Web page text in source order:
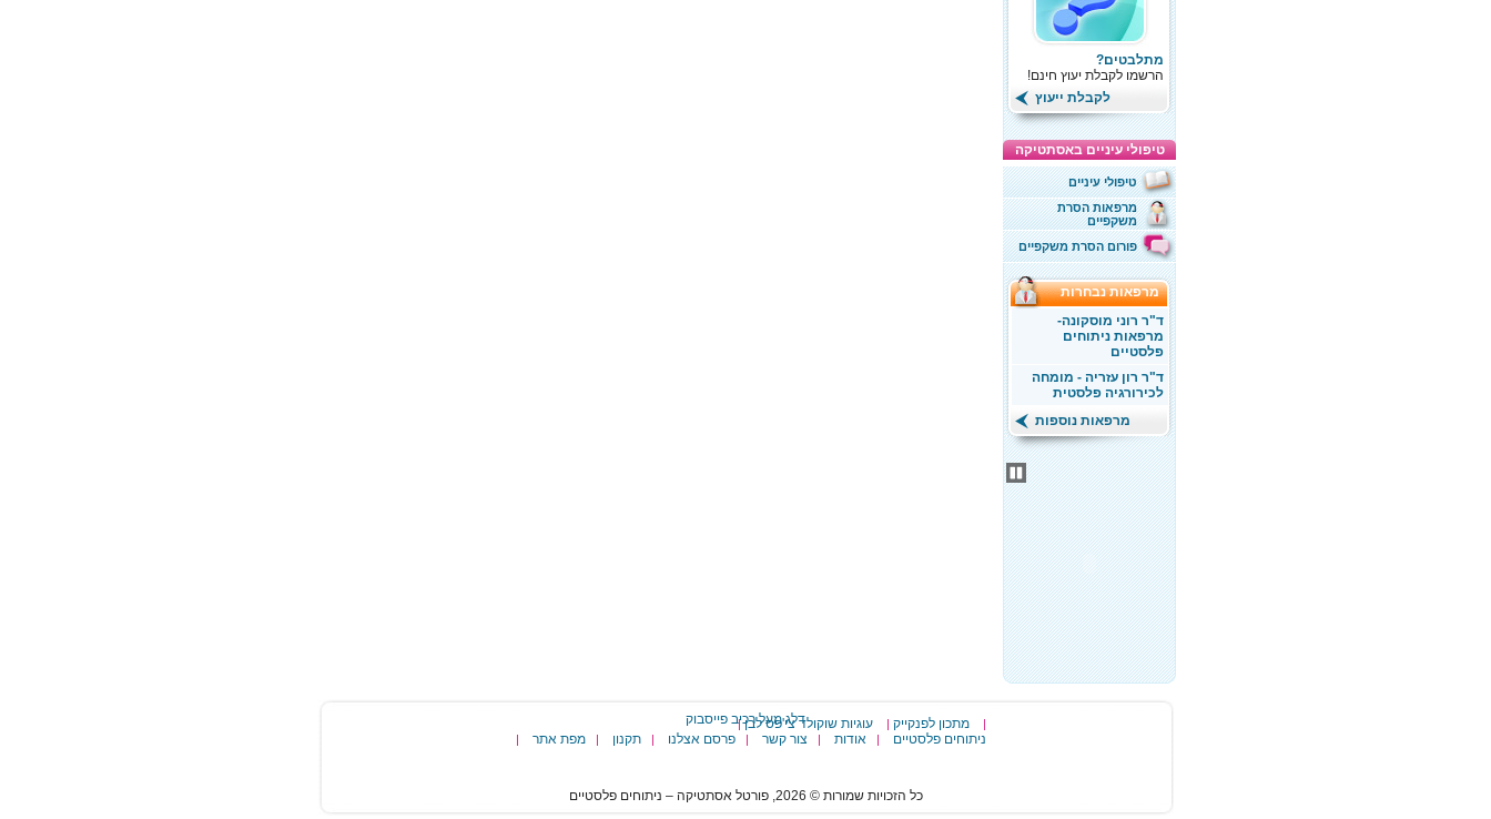
מתלבטים?
הרשמו לקבלת יעוץ חינם!
לקבלת ייעוץ
טיפולי עיניים באסתטיקה
טיפולי עיניים
מרפאות הסרת
משקפיים
פורום הסרת משקפיים
מרפאות נבחרות
ד"ר רוני מוסקונה-
מרפאות ניתוחים
פלסטיים
ד"ר רון עזריה - מומחה
לכירורגיה פלסטית
מרפאות נוספות
דלג מעל רכיב פייסבוק | מתכון לפנקייק | עוגיות שוקולד צי'פס לבן |
ניתוחים פלסטיים | אודות | צור קשר | פרסם אצלנו | תקנון | מפת אתר |
כל הזכויות שמורות © 2026, פורטל אסתטיקה – ניתוחים פלסטיים